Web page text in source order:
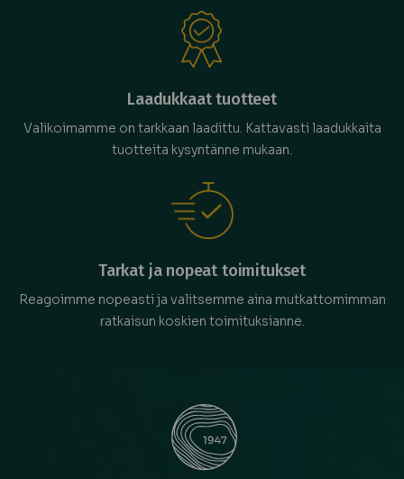
Laadukkaat tuotteet
Valikoimamme on tarkkaan laadittu. Kattavasti laadukkaita
tuotteita kysyntänne mukaan.
Tarkat ja nopeat toimitukset
Reagoimme nopeasti ja valitsemme aina mutkattomimman
ratkaisun koskien toimituksianne.